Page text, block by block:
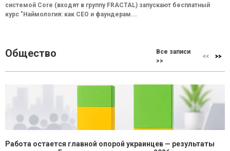
системой Core (входят в группу FRACTAL) запускают бесплатный
курс "Наймология: как СEO и фаундерам...
Общество
Все записи
>>
Работа остается главной опорой украинцев — результаты